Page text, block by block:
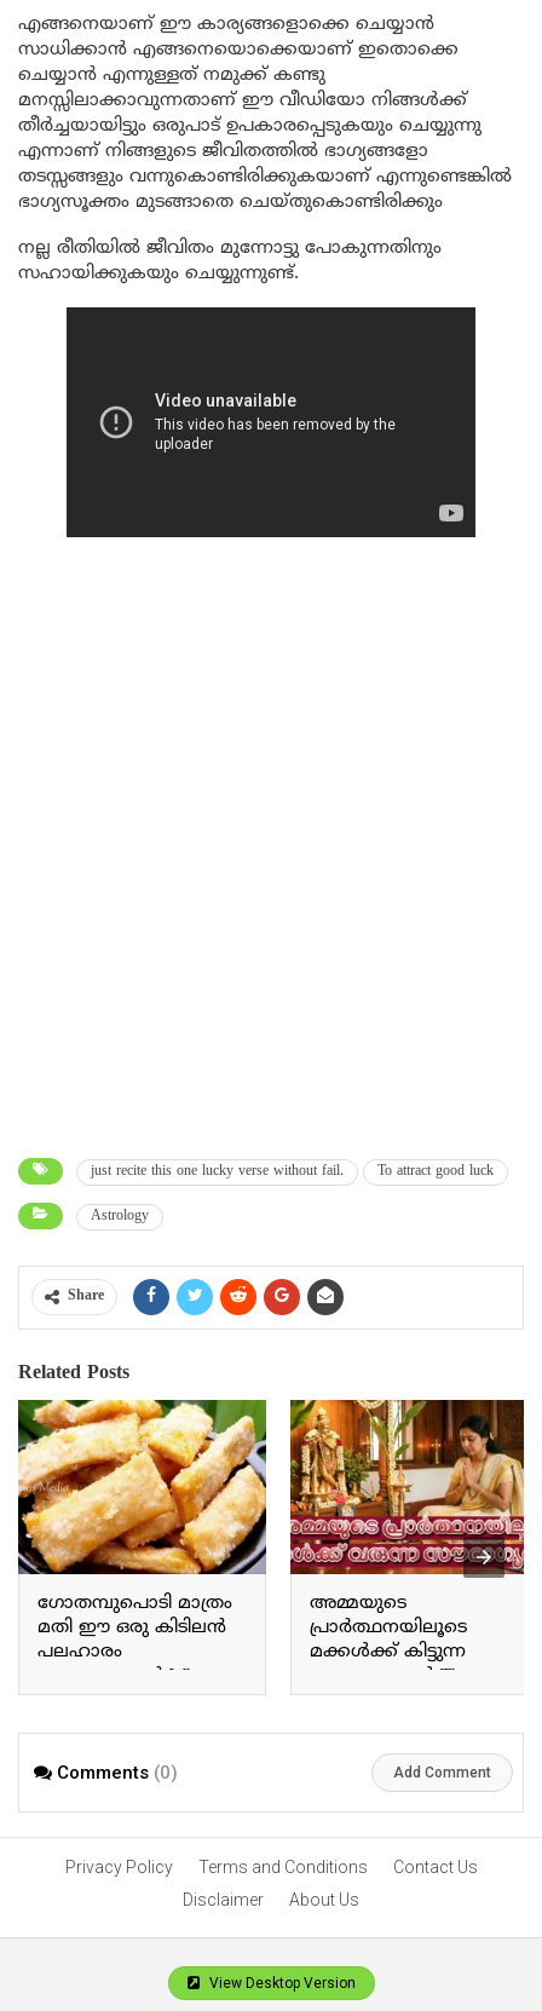
എങ്ങനെയാണ് ഈ കാര്യങ്ങളൊക്കെ ചെയ്യാൻ
സാധിക്കാൻ എങ്ങനെയൊക്കെയാണ് ഇതൊക്കെ
ചെയ്യാൻ എന്നുള്ളത് നമുക്ക് കണ്ടു
മനസ്സിലാക്കാവുന്നതാണ് ഈ വീഡിയോ നിങ്ങൾക്ക്
തീർച്ചയായിട്ടും ഒരുപാട് ഉപകാരപ്പെടുകയും ചെയ്യുന്നു
എന്നാണ് നിങ്ങളുടെ ജീവിതത്തിൽ ഭാഗ്യങ്ങളോ
തടസ്സങ്ങളും വന്നുകൊണ്ടിരിക്കുകയാണ് എന്നുണ്ടെങ്കിൽ
ഭാഗ്യസൂക്തം മുടങ്ങാതെ ചെയ്തുകൊണ്ടിരിക്കും
നല്ല രീതിയിൽ ജീവിതം മുന്നോട്ടു പോകുന്നതിനും
സഹായിക്കുകയും ചെയ്യുന്നുണ്ട്.
just recite this one lucky verse without fail. To attract good luck
Astrology
Share
Related Posts
ഗോതമ്പുപൊടി മാത്രം
മതി ഈ ഒരു കിടിലൻ
പലഹാരം
തയ്യാറാക്കാൻ Wheat
flour is all you need to
അമ്മയുടെ
പ്രാർത്ഥനയിലൂടെ
മക്കൾക്ക് കിട്ടുന്ന
സൗഭാഗ്യങ്ങൾ The
blessings children receive
Comments (0) Add Comment
Privacy Policy Terms and Conditions
Contact Us
Disclaimer
About Us
View Desktop Version